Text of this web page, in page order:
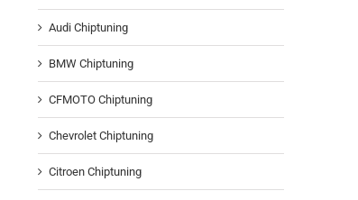
Audi Chiptuning
BMW Chiptuning
CFMOTO Chiptuning
Chevrolet Chiptuning
Citroen Chiptuning